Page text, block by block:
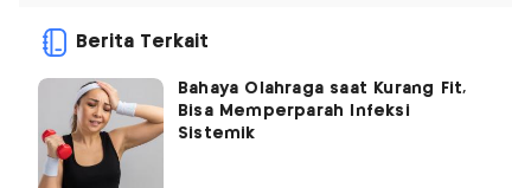
Berita Terkait
Bahaya Olahraga saat Kurang Fit,
Bisa Memperparah Infeksi
Sistemik